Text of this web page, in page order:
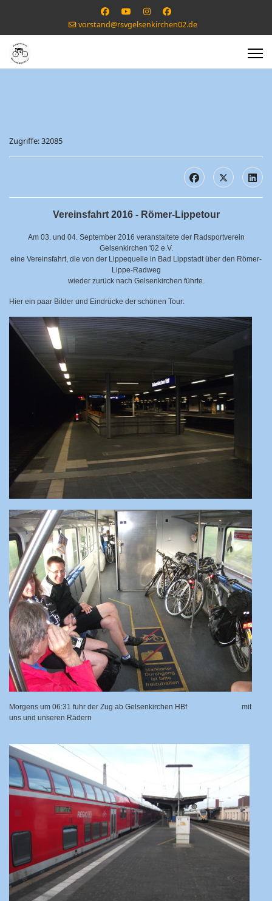
vorstand@rsvgelsenkirchen02.de
Zugriffe: 32085
Vereinsfahrt 2016 - Römer-Lippetour
Am 03. und 04. September 2016 veranstaltete der Radsportverein
Gelsenkirchen '02 e.V.
eine Vereinsfahrt, die von der Lippequelle in Bad Lippstadt über den Römer-
Lippe-Radweg
wieder zurück nach Gelsenkirchen führte.
Hier ein paar Bilder und Eindrücke der schönen Tour:
Morgens um 06:31 fuhr der Zug ab Gelsenkirchen HBf mit
uns und unseren Rädern